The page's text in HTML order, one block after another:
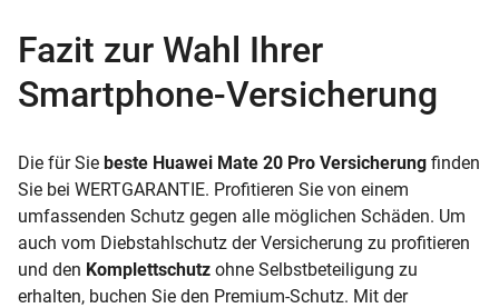
Fazit zur Wahl Ihrer
Smartphone-Versicherung
Die für Sie beste Huawei Mate 20 Pro Versicherung finden
Sie bei WERTGARANTIE. Profitieren Sie von einem
umfassenden Schutz gegen alle möglichen Schäden. Um
auch vom Diebstahlschutz der Versicherung zu profitieren
und den Komplettschutz ohne Selbstbeteiligung zu
erhalten, buchen Sie den Premium-Schutz. Mit der